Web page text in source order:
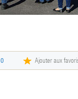
0 Ajouter aux